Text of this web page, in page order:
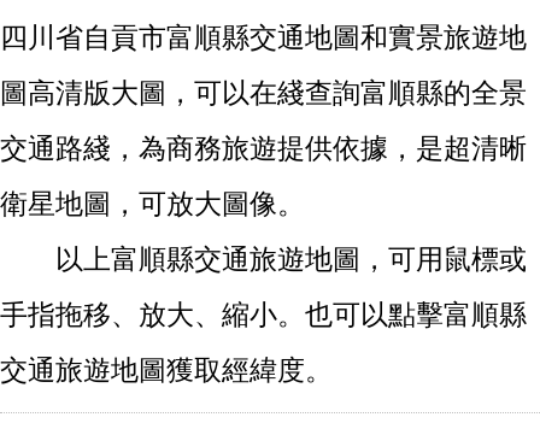
四川省自貢市富順縣交通地圖和實景旅遊地
圖高清版大圖，可以在綫查詢富順縣的全景
交通路綫，為商務旅遊提供依據，是超清晰
衛星地圖，可放大圖像。
以上富順縣交通旅遊地圖，可用鼠標或
手指拖移、放大、縮小。也可以點擊富順縣
交通旅遊地圖獲取經緯度。